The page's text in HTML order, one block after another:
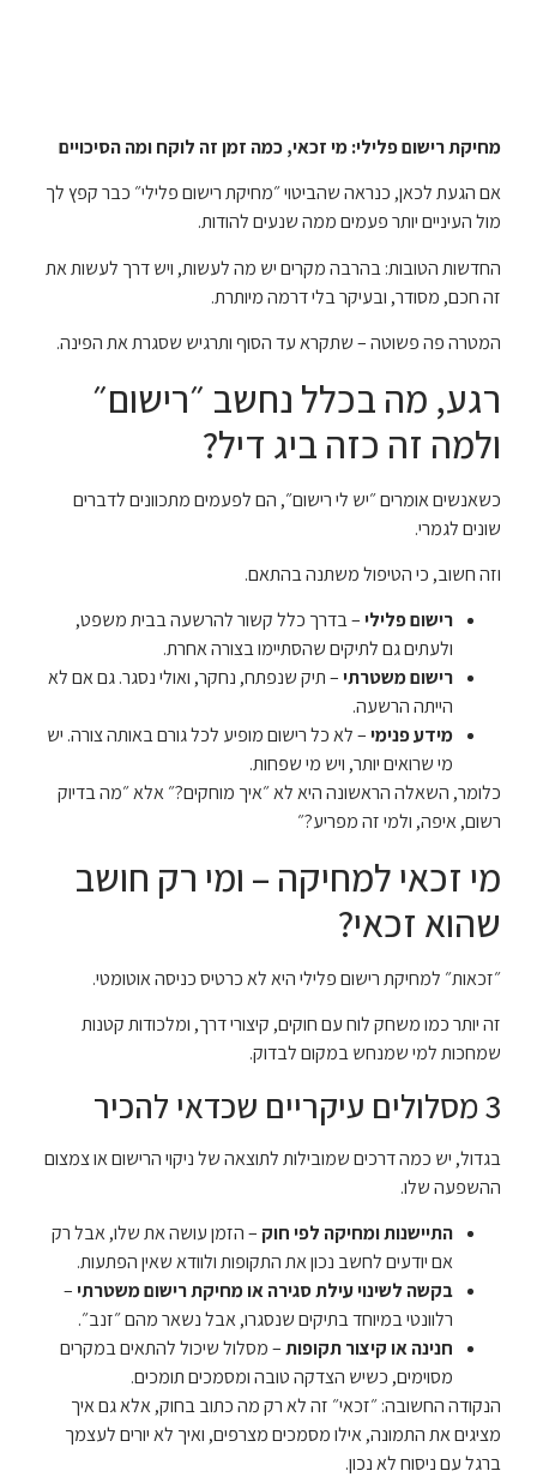
מחיקת רישום פלילי: מי זכאי, כמה זמן זה לוקח ומה הסיכויים
אם הגעת לכאן, כנראה שהביטוי ״מחיקת רישום פלילי״ כבר קפץ לך
מול העיניים יותר פעמים ממה שנעים להודות.
החדשות הטובות: בהרבה מקרים יש מה לעשות, ויש דרך לעשות את
זה חכם, מסודר, ובעיקר בלי דרמה מיותרת.
המטרה פה פשוטה – שתקרא עד הסוף ותרגיש שסגרת את הפינה.
רגע, מה בכלל נחשב ״רישום״
ולמה זה כזה ביג דיל?
כשאנשים אומרים ״יש לי רישום״, הם לפעמים מתכוונים לדברים
שונים לגמרי.
וזה חשוב, כי הטיפול משתנה בהתאם.
רישום פלילי– בדרך כלל קשור להרשעה בבית משפט,
ולעתים גם לתיקים שהסתיימו בצורה אחרת.
רישום משטרתי– תיק שנפתח, נחקר, ואולי נסגר. גם אם לא
הייתה הרשעה.
מידע פנימי– לא כל רישום מופיע לכל גורם באותה צורה. יש
מי שרואים יותר, ויש מי שפחות.
כלומר, השאלה הראשונה היא לא ״איך מוחקים?״ אלא ״מה בדיוק
רשום, איפה, ולמי זה מפריע?״
מי זכאי למחיקה – ומי רק חושב
שהוא זכאי?
״זכאות״ למחיקת רישום פלילי היא לא כרטיס כניסה אוטומטי.
זה יותר כמו משחק לוח עם חוקים, קיצורי דרך, ומלכודות קטנות
שמחכות למי שמנחש במקום לבדוק.
3 מסלולים עיקריים שכדאי להכיר
בגדול, יש כמה דרכים שמובילות לתוצאה של ניקוי הרישום או צמצום
ההשפעה שלו.
התיישנות ומחיקה לפי חוק – הזמן עושה את שלו, אבל רק
אם יודעים לחשב נכון את התקופות ולוודא שאין הפתעות.
בקשה לשינוי עילת סגירה או מחיקת רישום משטרתי–
רלוונטי במיוחד בתיקים שנסגרו, אבל נשאר מהם ״זנב״.
חנינה או קיצור תקופות– מסלול שיכול להתאים במקרים
מסוימים, כשיש הצדקה טובה ומסמכים תומכים.
הנקודה החשובה: ״זכאי״ זה לא רק מה כתוב בחוק, אלא גם איך
מציגים את התמונה, אילו מסמכים מצרפים, ואיך לא יורים לעצמך
ברגל עם ניסוח לא נכון.